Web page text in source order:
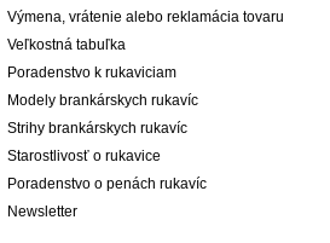
Výmena, vrátenie alebo reklamácia tovaru
Veľkostná tabuľka
Poradenstvo k rukaviciam
Modely brankárskych rukavíc
Strihy brankárskych rukavíc
Starostlivosť o rukavice
Poradenstvo o penách rukavíc
Newsletter